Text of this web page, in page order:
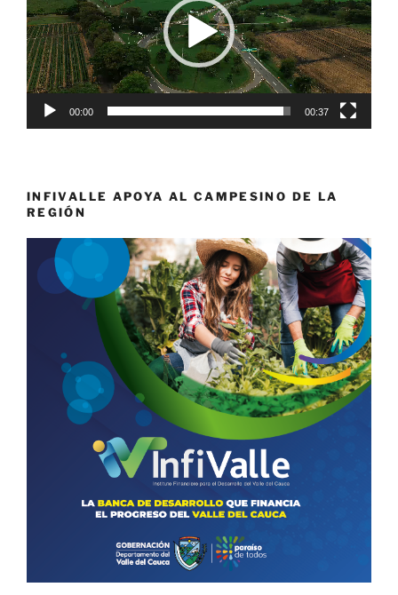
00:00 00:37
INFIVALLE APOYA AL CAMPESINO DE LA
REGIÓN